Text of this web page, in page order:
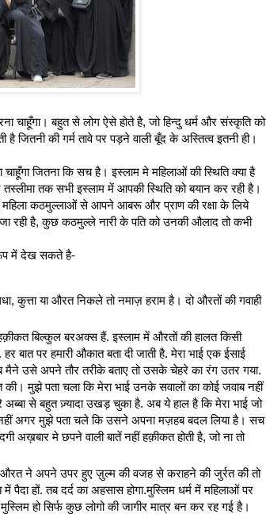
बहुत से लोग ऐसे होते है, जो हिन्दु धर्म और संस्कृति को
की गर्म तावे पर पड़ने वाली बूँद के अस्तित्‍व इतनी ही।
जितना कि सच है। इस्लाम मे महिलाओं की स्थिति क्‍या है
तक सभी इस्लाम में आपकी स्थिति को बयान कर रही है।
महिला कठमुल्लाओं से आपने आबरू और प्राण की रक्षा के लिये
रही है, कुछ कठमुल्ले नारी के पति को उनकी औलाद तो कभी
रूप में देख सकते है-
कुत्ता या औरत निकले तो नमाज़ हराम है। दो औरतों की गवाही
बिल्कुल बरअक्स हैं. इस्लाम में औरतों की हालत किसी
बात पर हमारी औकात बता दी जाती है. मेरा भाई एक ईसाई
मैने उसे अपने तौर तरीके बताए तो उसके चेहरे का रंग उतर गया.
मुझे पता चला कि मेरा भाई उनके सवालों का कोई जवाब नहीं
अब्बा से बहुत ज़्यादा उखड़ चुका है. अब ये हाल है कि मेरा भाई जो
नहीं अगर मुझे पता चले कि उसने अपना मज़हब बदल लिया है। सच
अख़बार मे छपने वाली बातें नहीं हक़ीकत होती है, जो ना तो
ने अपने उपर हुए ज़ुल्म की वजह से कराहने की जुर्रत की तो
हों. तब दर्द का अहसास होगा.मु‍स्लिम धर्म में महिलाओं पर
हो सिर्फ कुछ लोगो की जा‍गीर मात्र बन कर रह गई है।